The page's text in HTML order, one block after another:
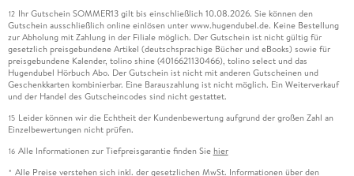
12 Ihr Gutschein SOMMER13 gilt bis einschließlich 10.08.2026. Sie können den
Gutschein ausschließlich online einlösen unter www.hugendubel.de. Keine Bestellung
zur Abholung mit Zahlung in der Filiale möglich. Der Gutschein ist nicht gültig für
gesetzlich preisgebundene Artikel (deutschsprachige Bücher und eBooks) sowie für
preisgebundene Kalender, tolino shine (4016621130466), tolino select und das
Hugendubel Hörbuch Abo. Der Gutschein ist nicht mit anderen Gutscheinen und
Geschenkkarten kombinierbar. Eine Barauszahlung ist nicht möglich. Ein Weiterverkauf
und der Handel des Gutscheincodes sind nicht gestattet.
15 Leider können wir die Echtheit der Kundenbewertung aufgrund der großen Zahl an
Einzelbewertungen nicht prüfen.
16 Alle Informationen zur Tiefpreisgarantie finden Sie hier
* Alle Preise verstehen sich inkl. der gesetzlichen MwSt. Informationen über den